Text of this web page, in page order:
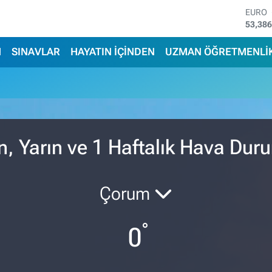
EURO
SINAVLAR HAYATIN İÇİNDEN UZMAN
Yarın ve 1 Haftalık Hava
Çorum
0°